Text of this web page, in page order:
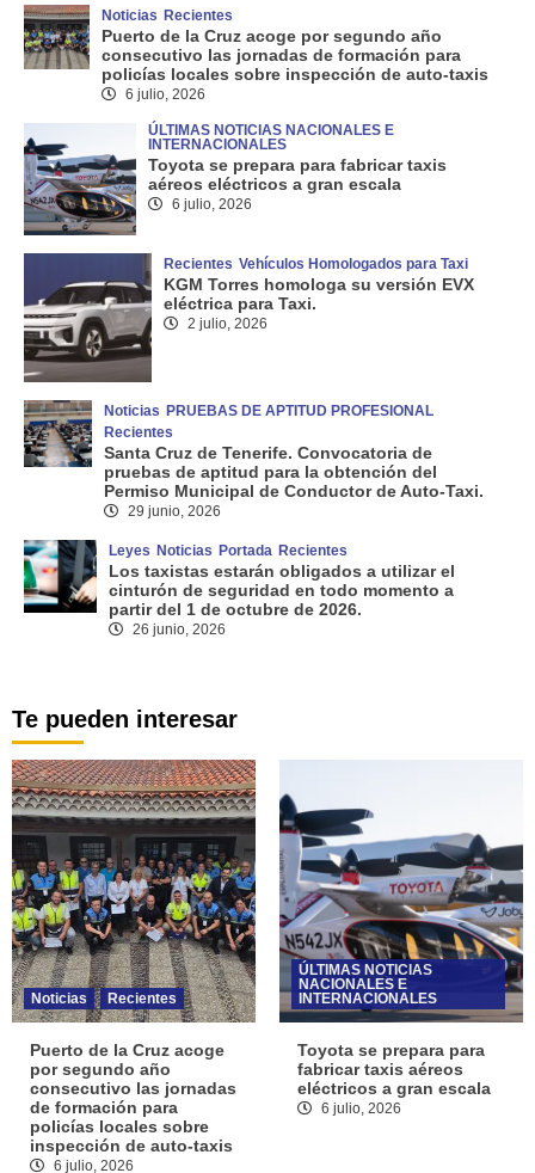
Noticias Recientes
Puerto de la Cruz acoge por segundo año
consecutivo las jornadas de formación para
policías locales sobre inspección de auto-taxis
6 julio, 2026
ÚLTIMAS NOTICIAS NACIONALES E
INTERNACIONALES
Toyota se prepara para fabricar taxis
aéreos eléctricos a gran escala
6 julio, 2026
Recientes Vehículos Homologados para Taxi
KGM Torres homologa su versión EVX
eléctrica para Taxi.
2 julio, 2026
Noticias PRUEBAS DE APTITUD PROFESIONAL
Recientes
Santa Cruz de Tenerife. Convocatoria de
pruebas de aptitud para la obtención del
Permiso Municipal de Conductor de Auto-Taxi.
29 junio, 2026
Leyes Noticias Portada Recientes
Los taxistas estarán obligados a utilizar el
cinturón de seguridad en todo momento a
partir del 1 de octubre de 2026.
26 junio, 2026
Te pueden interesar
Noticias Recientes
Puerto de la Cruz acoge
por segundo año
consecutivo las jornadas
de formación para
policías locales sobre
inspección de auto-taxis
6 julio, 2026
ÚLTIMAS NOTICIAS
NACIONALES E
INTERNACIONALES
Toyota se prepara para
fabricar taxis aéreos
eléctricos a gran escala
6 julio, 2026